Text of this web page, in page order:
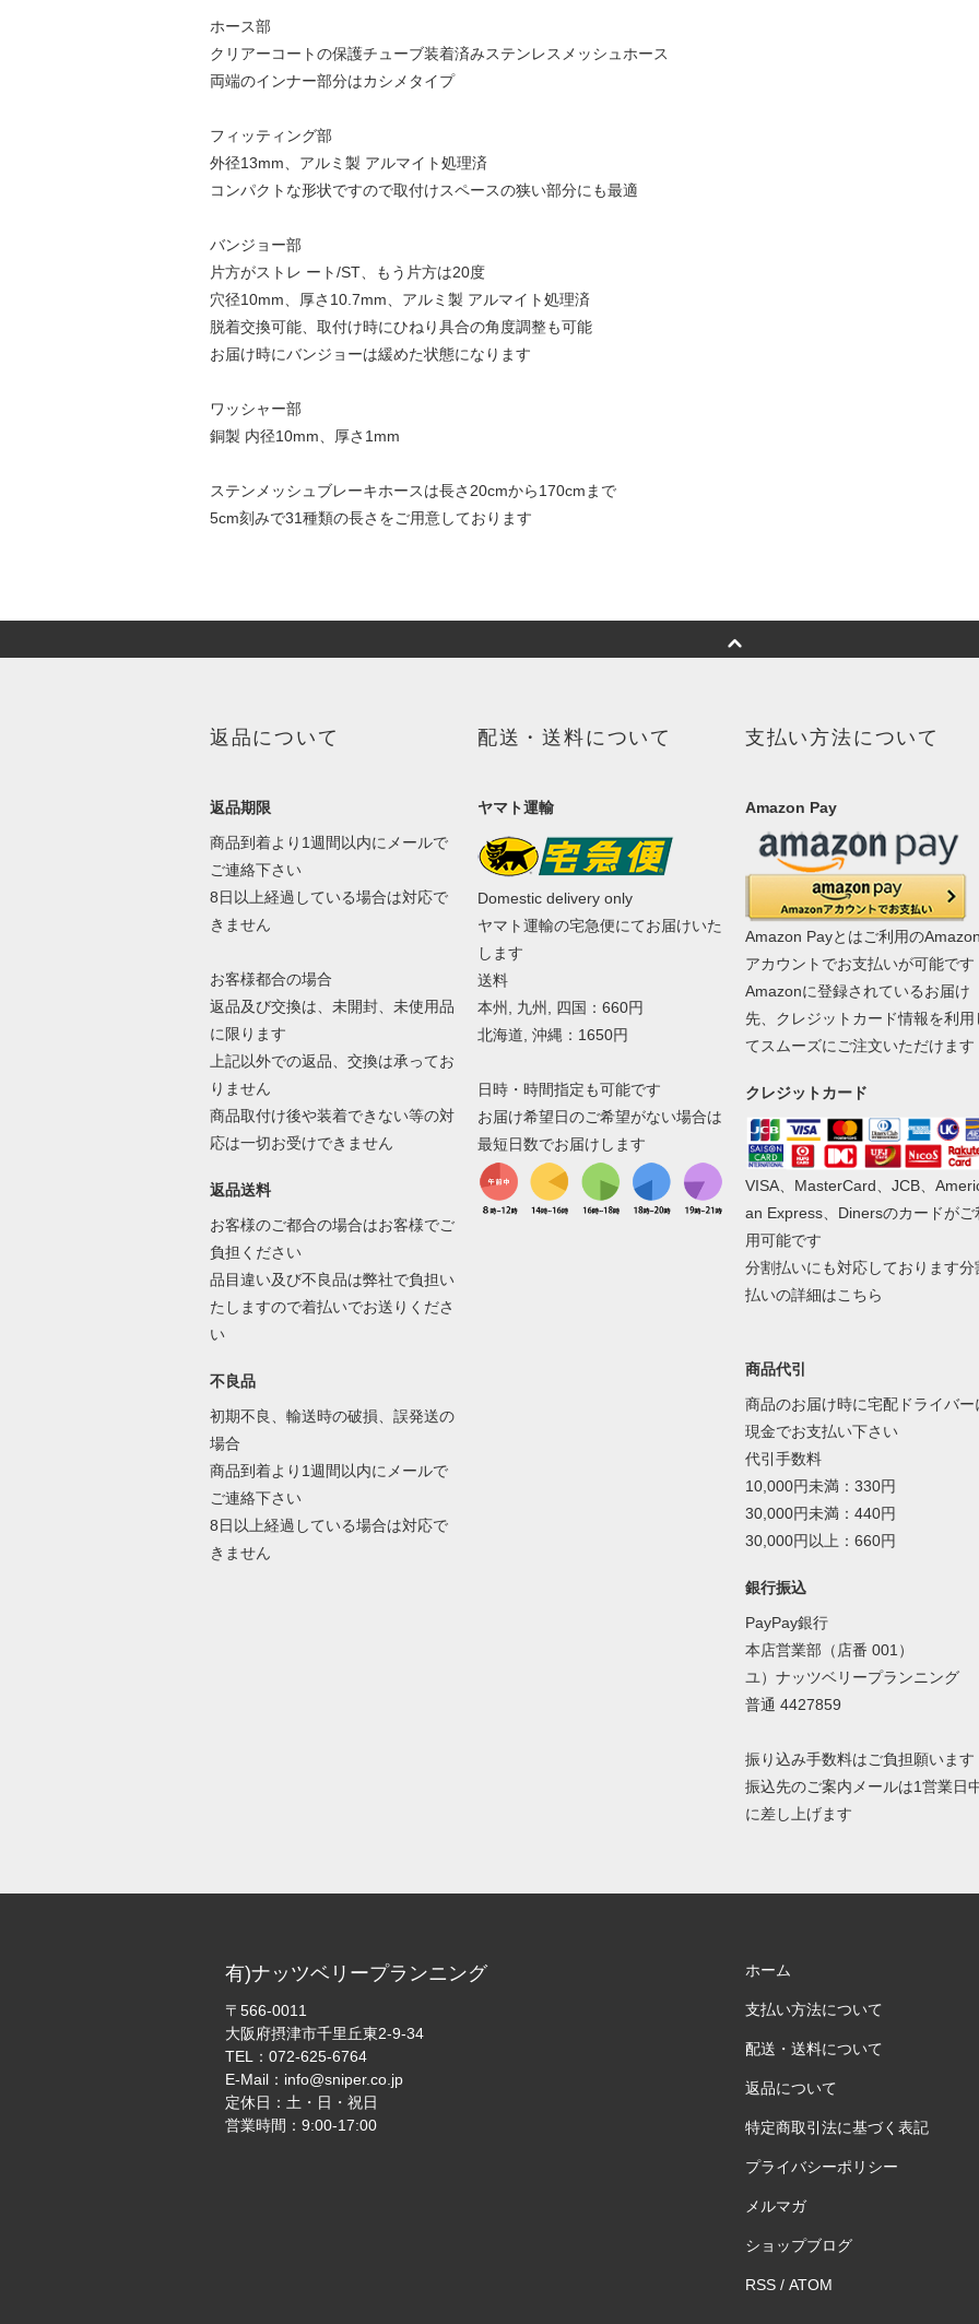
ホース部
クリアーコートの保護チューブ装着済みステンレスメッシュホース
両端のインナー部分はカシメタイプ
フィッティング部
外径13mm、アルミ製 アルマイト処理済
コンパクトな形状ですので取付けスペースの狭い部分にも最適
バンジョー部
片方がストレ ート/ST、もう片方は20度
穴径10mm、厚さ10.7mm、アルミ製 アルマイト処理済
脱着交換可能、取付け時にひねり具合の角度調整も可能
お届け時にバンジョーは緩めた状態になります
ワッシャー部
銅製 内径10mm、厚さ1mm
ステンメッシュブレーキホースは長さ20cmから170cmまで
5cm刻みで31種類の長さをご用意しております
返品について
返品期限
商品到着より1週間以内にメールで
ご連絡下さい
8日以上経過している場合は対応で
きません
お客様都合の場合
返品及び交換は、未開封、未使用品
に限ります
上記以外での返品、交換は承ってお
りません
商品取付け後や装着できない等の対
応は一切お受けできません
返品送料
お客様のご都合の場合はお客様でご
負担ください
品目違い及び不良品は弊社で負担い
たしますので着払いでお送りくださ
い
不良品
初期不良、輸送時の破損、誤発送の
場合
商品到着より1週間以内にメールで
ご連絡下さい
8日以上経過している場合は対応で
きません
配送・送料について
ヤマト運輸
Domestic delivery only
ヤマト運輸の宅急便にてお届けいた
します
送料
本州, 九州, 四国：660円
北海道, 沖縄：1650円
日時・時間指定も可能です
お届け希望日のご希望がない場合は
最短日数でお届けします
支払い方法について
Amazon Pay
Amazon Payとはご利用の
アカウントでお支払いが可能です
Amazonに登録されているお届け
先、クレジットカード情報を利用
てスムーズにご注文いただけます
クレジットカード
VISA、MasterCard、JCB、
an Express、Dinersのカードがご
用可能です
分割払いにも対応しております分
払いの詳細はこちら
商品代引
商品のお届け時に宅配ドライバー
現金でお支払い下さい
代引手数料
10,000円未満：330円
30,000円未満：440円
30,000円以上：660円
銀行振込
PayPay銀行
本店営業部（店番 001）
ユ）ナッツベリープランニング
普通 4427859
振り込み手数料はご負担願います
振込先のご案内メールは1営業日
に差し上げます
有)ナッツベリープランニング
〒566-0011
大阪府摂津市千里丘東2-9-34
TEL：072-625-6764
E-Mail： info@sniper.co.jp
定休日：土・日・祝日
営業時間：9:00-17:00
ホーム
支払い方法について
配送・送料について
返品について
特定商取引法に基づく表記
プライバシーポリシー
メルマガ
ショップブログ
RSS/ ATOM